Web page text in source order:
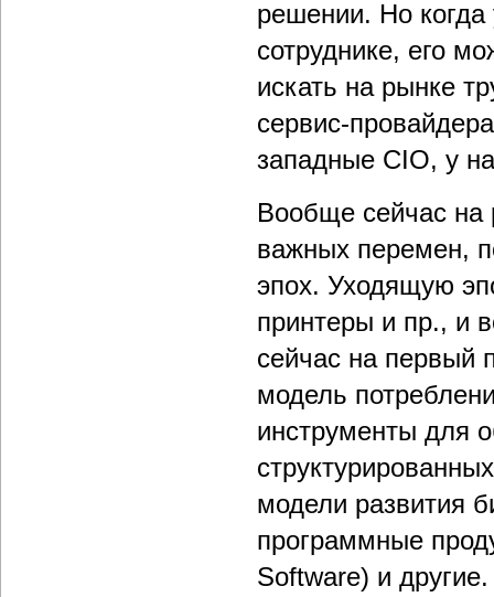
решении. Но когда
сотруднике, его
искать на рынке
сервис-
западные CIO, у
Вообще сейчас на
важных перемен,
эпох. Уходящую
принтеры и пр., и
сейчас на
модель
инструменты для
модели развития
программные
Software) и